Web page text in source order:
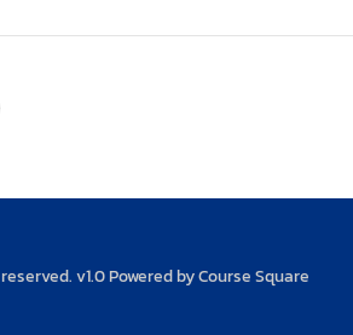
v1.0 Powered by Course Square